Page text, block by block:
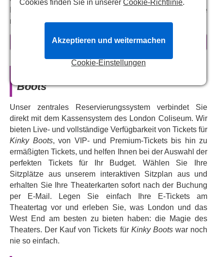
Musical kreieren Charlie und Lola gemeinsam eine Linie
robuster, stylischer Stiefel für Drag Queens.
Das Broadway- und West-End-Phänomen kehrt mit einer
brandneuen Produktion zurück, mit
Johannes Radebe
von „Strictly Come Dancing“und dem aufsteigenden
Texten von Pop-Ikone
, einem Buch von
Tony-Preisträger
vonNikolai Foster(„Grease“,„Der Zauberer von Oz“)
wird dieses Wohlfühl-Musical Ihren Tag garantiert
versüßen. Mit beliebten Liedern wie „Everybody Say
Yeah“, „Sex is in the Heel“ und „Raise You Up“,
liebenswerten Charakteren und inspirierenden Themen
über Akzeptanz und das Überwinden von Widrigkeiten
hat„Kinky Boots“weltweit die Herzen und Preise erobert.
Buchen Sie jetzt und machen Sie sich bereit, im London
Coliseum Ihr Können zu präsentieren.
mehr erfahren
Boots
Unser zentrales Reservierungssystem verbindet Sie
direkt mit dem Kassensystem des London Coliseum. Wir
bieten Live- und vollständige Verfügbarkeit von Tickets für
Kinky Boots, von VIP- und Premium-Tickets bis hin zu
ermäßigten Tickets, und helfen Ihnen bei der Auswahl der
perfekten Tickets für Ihr Budget. Wählen Sie Ihre
Sitzplätze aus unserem interaktiven Sitzplan aus und
erhalten Sie Ihre Theaterkarten sofort nach der Buchung
per E-Mail. Legen Sie einfach Ihre E-Tickets am
Theatertag vor und erleben Sie, was London und das
West End am besten zu bieten haben: die Magie des
Theaters. Der Kauf von Tickets für Kinky Bootswar noch
nie so einfach.
Cookies finden Sie in unsererCookie-Richtlinie.
Cookie-Einstellungen
Akzeptieren und weitermachen